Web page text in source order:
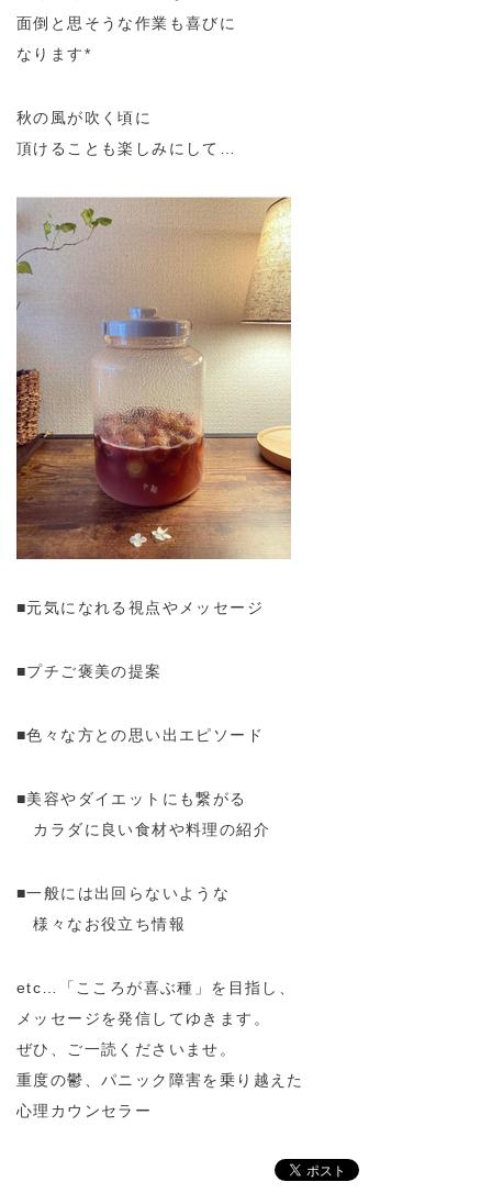
面倒と思そうな作業も喜びに
なります*
秋の風が吹く頃に
頂けることも楽しみにして…
■元気になれる視点やメッセージ
■プチご褒美の提案
■色々な方との思い出エピソード
■美容やダイエットにも繋がる
カラダに良い食材や料理の紹介
■一般には出回らないような
様々なお役立ち情報
etc…「こころが喜ぶ種」を目指し、
メッセージを発信してゆきます。
ぜひ、ご一読くださいませ。
重度の鬱、パニック障害を乗り越えた
心理カウンセラー